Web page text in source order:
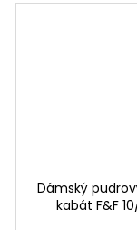
Dámský
kabát F&F